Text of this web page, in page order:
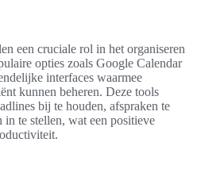
een cruciale rol in het organiseren
opties zoals Google Calendar
interfaces waarmee
kunnen beheren. Deze tools
bij te houden, afspraken te
te stellen, wat een positieve